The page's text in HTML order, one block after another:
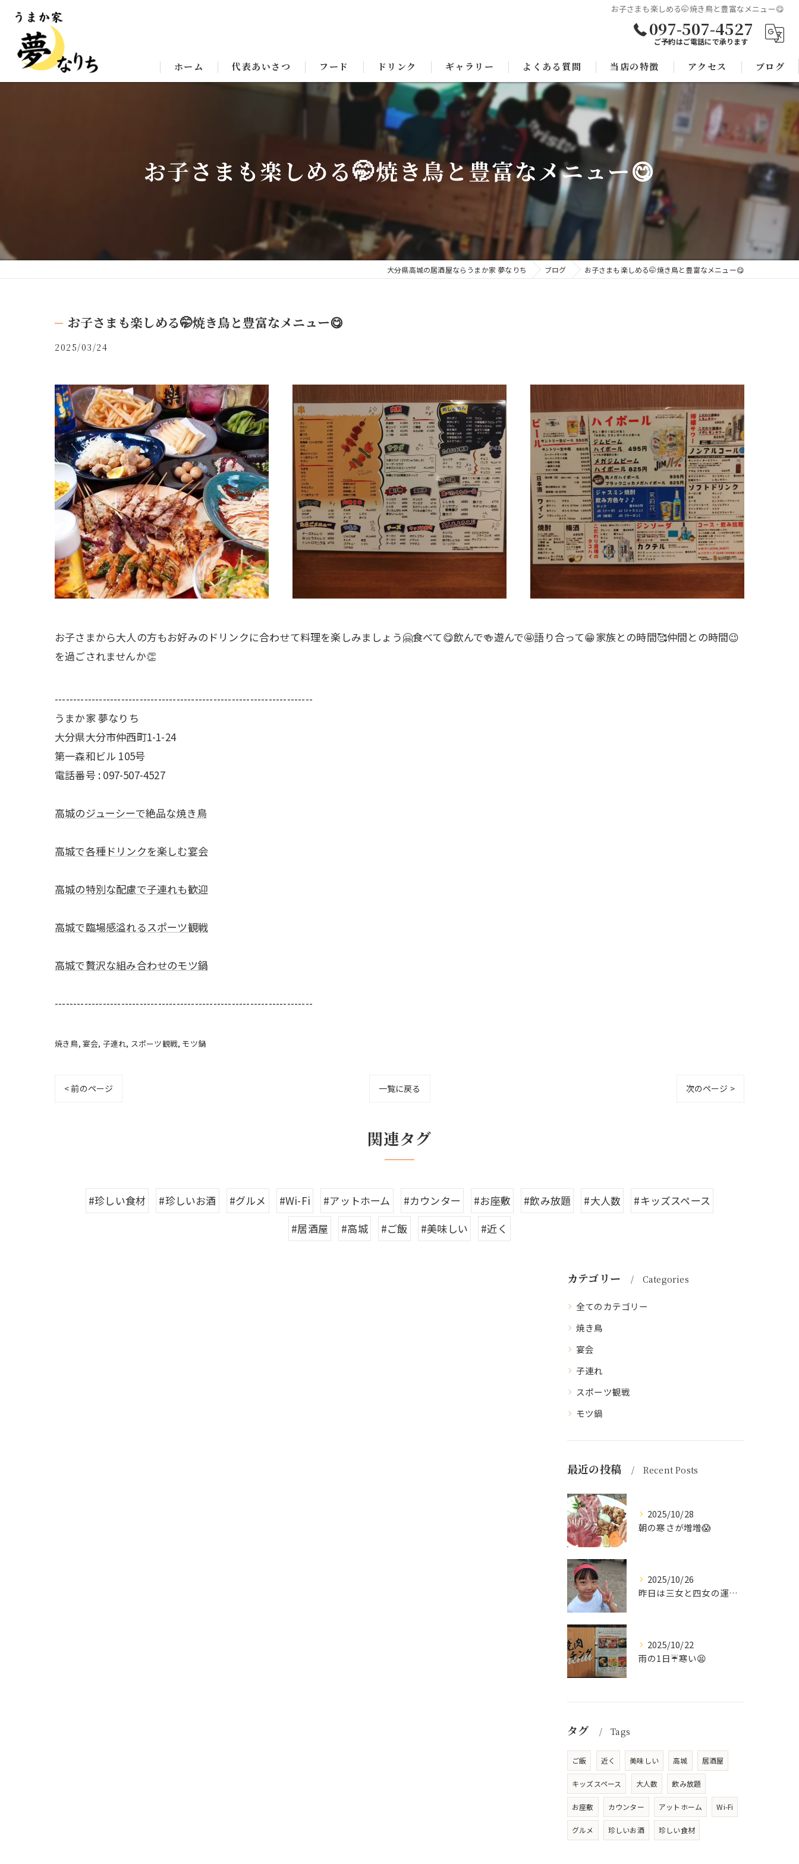
お子さまも楽しめる🤭焼き鳥と豊富なメニュー😋
097-507-4527
ご予約はご電話にで承ります
ホーム 代表あいさつ フード ドリンク ギャラリー よくある質問 当店の特徴
焼き鳥
子連れ
スポーツ観戦
アクセス ブログ
コラム
お子さまも楽しめる🤭焼き鳥と豊富なメニュー😋
大分県高城の居酒屋ならうまか家 夢なりち ブログ お子さまも楽しめる🤭焼き鳥と豊富なメニュー😋
お子さまも楽しめる🤭焼き鳥と豊富なメニュー😋
2025/03/24
お子さまから大人の方もお好みのドリンクに合わせて料理を楽しみましょう🤗食べて😋飲んで🍻遊んで🤩語り合って😁家族との時間🥰仲間との時間😉
を過ごされませんか👏
----------------------------------------------------------------------
うまか家 夢なりち
大分県大分市仲西町1-1-24
第一森和ビル 105号
電話番号 : 097-507-4527
高城のジューシーで絶品な焼き鳥
高城で各種ドリンクを楽しむ宴会
高城の特別な配慮で子連れも歓迎
高城で臨場感溢れるスポーツ観戦
高城で贅沢な組み合わせのモツ鍋
----------------------------------------------------------------------
焼き鳥 宴会 子連れ スポーツ観戦 モツ鍋
< 前のページ 一覧に戻る 次のページ >
関連タグ
#珍しい食材 #珍しいお酒 #グルメ #Wi-Fi #アットホーム #カウンター #お座敷 #飲み放題 #大人数
#キッズスペース
#居酒屋
#高城 #ご飯 #美味しい #近く
カテゴリー Categories
全てのカテゴリー
焼き鳥
宴会
子連れ
スポーツ観戦
モツ鍋
最近の投稿 Recent Posts
2025/10/28
朝の寒さが増増😱
2025/10/26
昨日は三女と四女の運動会🥰
2025/10/22
雨の1日☔寒い😫
タグ Tags
ご飯 近く 美味しい 高城 居酒屋
キッズスペース 大人数 飲み放題
お座敷 カウンター アットホーム Wi-Fi
グルメ 珍しいお酒 珍しい食材